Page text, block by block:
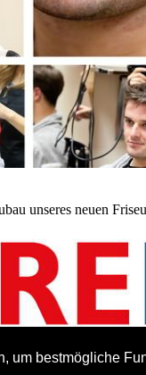
um bestmögliche
unseres neuen